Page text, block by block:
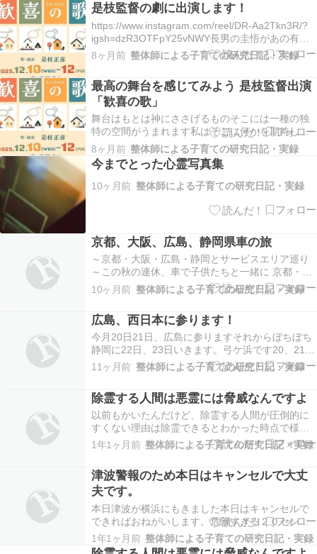
是枝監督の劇に出演します！
https://www.instagram.com/reel/DR-Aa2Tkn3R/?
igsh=dzR3OTFpY25vNWY長男の圭悟があの有名
な是枝監督の劇に出演しますついに明日になりま
したか、役者枠からまだ当日券とれる可能性あり
8ヶ月前 整体師による子育ての研究日記・実録
最高の舞台を感じてみよう 是枝監督出演
「歓喜の歌」
舞台はもとは神にささげるものそこには一種の独
特の空間がうまれます私はそこに何かを期待しま
す脚本だけでなく役者におりてくる何かがうみだ
す空間舞台を観る時、私はいつも「その空間でし
か起きない何か」を期...
8ヶ月前 整体師による子育ての研究日記・実録
今までとった心霊写真集
10ヶ月前 整体師による子育ての研究日記・実録
京都、大阪、広島、静岡県車の旅
～京都・大阪・広島・静岡とサービスエリア巡り
～この秋の連休、車で子供たちと一緒に 京都・大
阪・広島・静岡 を巡りながら、現地で整体をして
きました。ご縁をいただいた皆さま、本当にあり
10ヶ月前 整体師による子育ての研究日記・実録
広島、西日本に参ります！
今月20日21日、広島に参りますそれからぼちぼち
静岡に22日、23日いきます。弓ケ浜です20、21日
に広島、21から22日、決めてないので京都、大
阪、出雲大社などで整体やアロマ、除霊整体や家
11ヶ月前 整体師による子育ての研究日記・実録
除霊する人間は悪霊には脅威なんですよ
以前もかいたんだけど、除霊する人間が圧倒的に
すくない理由は除霊できるとわかった時点で様々
な悪霊集団に狙われます​
https://plaza.rakuten.co.jp/happylife2013yet/
1年1ヶ月前 整体師による子育ての研究日記・実録
津波警報のため本日はキャンセルで大丈
夫です。
本日津波が横浜にもきました本日はキャンセルで
できればおねがいします。危険すぎる２０センチ
でもどう動くかわからないし、１０時間たっても
くることもありますので、ねんのための安全策と
1年1ヶ月前 整体師による子育ての研究日記・実録